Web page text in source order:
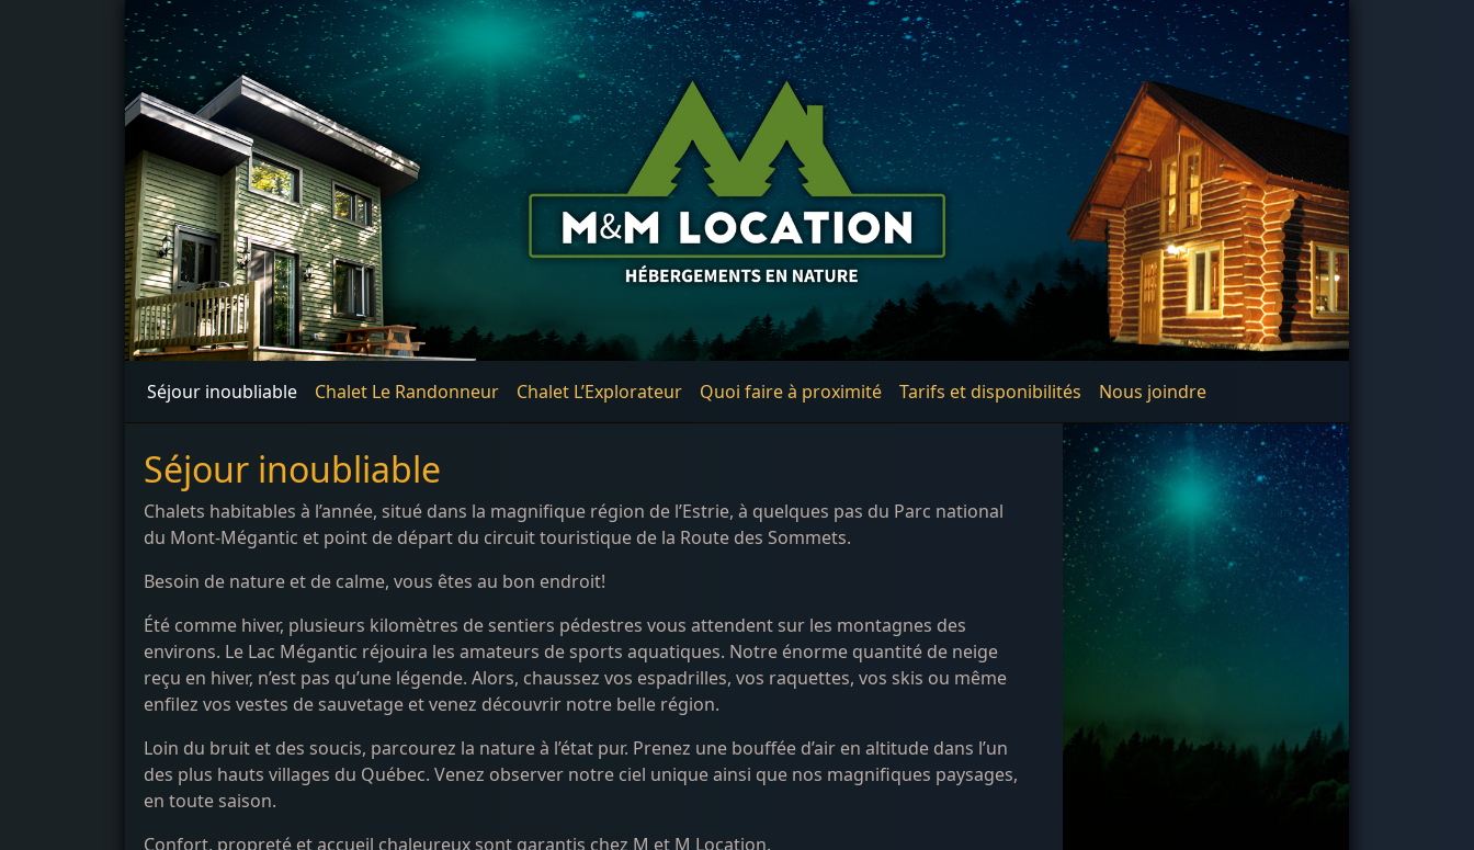
Séjour inoubliable Chalet Le Randonneur Chalet L’Explorateur Quoi faire à proximité Tarifs et disponibilités Nous joindre
Séjour inoubliable
Chalets habitables à l’année, situé dans la magnifique région de l’Estrie, à quelques pas du Parc national
du Mont-Mégantic et point de départ du circuit touristique de la Route des Sommets.
Besoin de nature et de calme, vous êtes au bon endroit!
Été comme hiver, plusieurs kilomètres de sentiers pédestres vous attendent sur les montagnes des
environs. Le Lac Mégantic réjouira les amateurs de sports aquatiques. Notre énorme quantité de neige
reçu en hiver, n’est pas qu’une légende. Alors, chaussez vos espadrilles, vos raquettes, vos skis ou même
enfilez vos vestes de sauvetage et venez découvrir notre belle région.
Loin du bruit et des soucis, parcourez la nature à l’état pur. Prenez une bouffée d’air en altitude dans l’un
des plus hauts villages du Québec. Venez observer notre ciel unique ainsi que nos magnifiques paysages,
en toute saison.
Confort, propreté et accueil chaleureux sont garantis chez M et M Location.